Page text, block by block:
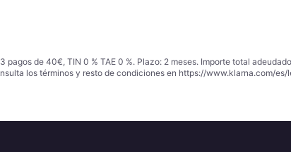
de 40€, TIN 0 % TAE 0 %. Plazo: 2 meses. Importe total
los términos y resto de condiciones en https://www.klarna.com/es/